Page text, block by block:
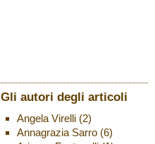
Gli autori degli articoli
Angela Virelli(2)
Annagrazia Sarro(6)